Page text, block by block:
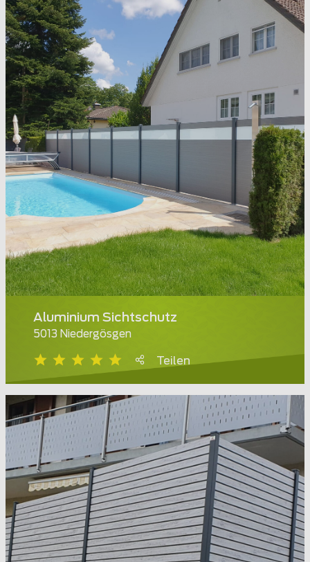
Aluminium Sichtschutz
5013 Niedergösgen
Teilen